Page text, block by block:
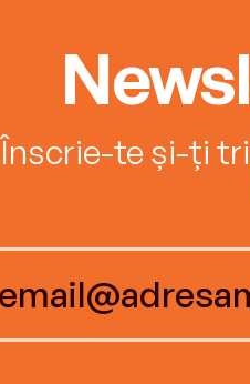
Înscrie-te și-ți